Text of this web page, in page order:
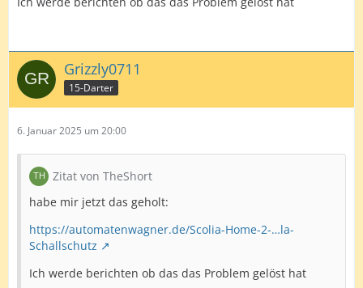
Grizzly0711
15-Darter
6. Januar 2025 um 20:00
Zitat von TheShort
habe mir jetzt das geholt:
https://automatenwagner.de/Scolia-Home-2-…la-
Schallschutz
Ich werde berichten ob das das Problem gelöst hat